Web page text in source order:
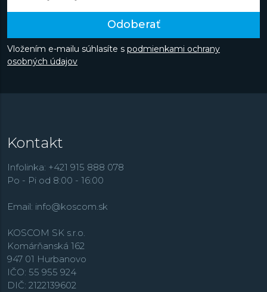
Odoberať
Vložením e-mailu súhlasíte s podmienkami ochrany
osobných údajov
Kontakt
Infolinka: +421 915 888 078
Po - Pi od 8:00 - 16:00
Email: info@koscom.sk
KOSCOM SK s.r.o.
Komárňanská 162
947 01 Hurbanovo
IČO: 55 955 924
DIČ: 2122139602